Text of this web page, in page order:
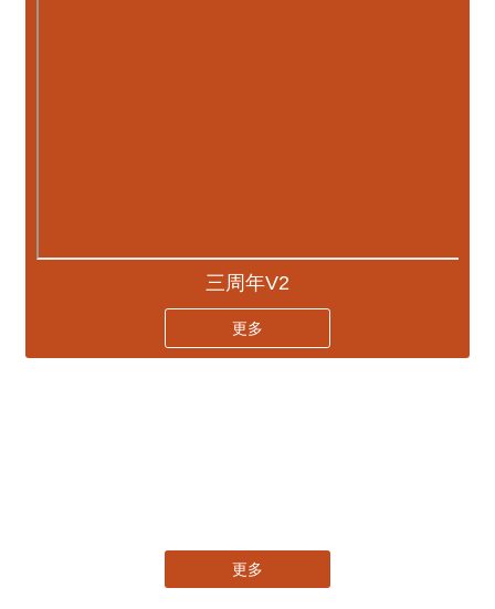
三周年V2
更多
更多